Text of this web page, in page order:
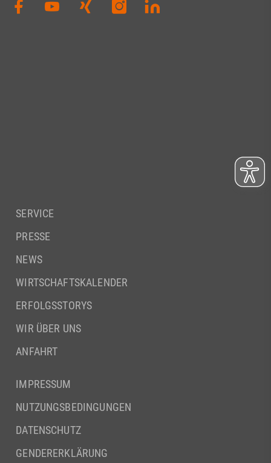
SERVICE
PRESSE
NEWS
WIRTSCHAFTSKALENDER
ERFOLGSSTORYS
WIR ÜBER UNS
ANFAHRT
IMPRESSUM
NUTZUNGSBEDINGUNGEN
DATENSCHUTZ
GENDERERKLÄRUNG